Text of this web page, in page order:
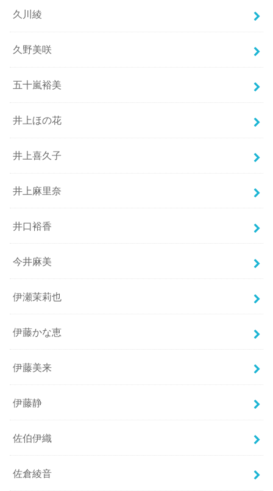
久川綾
久野美咲
五十嵐裕美
井上ほの花
井上喜久子
井上麻里奈
井口裕香
今井麻美
伊瀬茉莉也
伊藤かな恵
伊藤美来
伊藤静
佐伯伊織
佐倉綾音